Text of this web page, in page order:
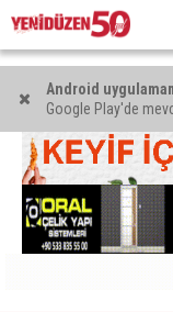
Android
Google Play'de
Kıbrıs Türk